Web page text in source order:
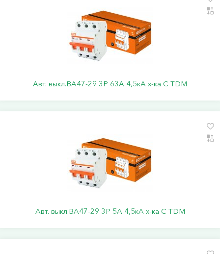
Авт. выкл.ВА47-29 3Р 63А 4,5кА х-ка С TDM
Авт. выкл.ВА47-29 3Р 5А 4,5кА х-ка С TDM